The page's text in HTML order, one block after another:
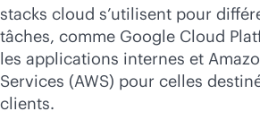
stacks cloud s’utilisent pour
tâches, comme Google Cloud
les applications internes et
Services (AWS) pour celles
clients.